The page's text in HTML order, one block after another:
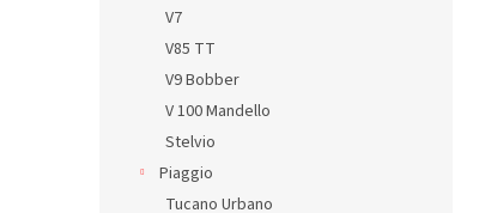
V7
V85 TT
V9 Bobber
V 100 Mandello
Stelvio
Piaggio
Tucano Urbano